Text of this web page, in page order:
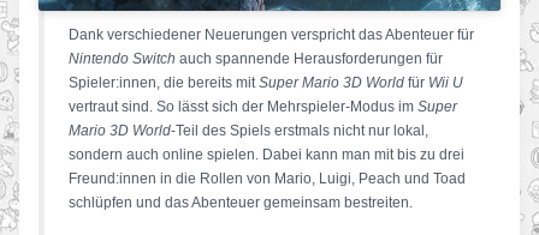
Dank verschiedener Neuerungen verspricht das Abenteuer für
Nintendo Switch auch spannende Herausforderungen für
Spieler:innen, die bereits mit Super Mario 3D World für Wii U
vertraut sind. So lässt sich der Mehrspieler-Modus im Super
Mario 3D World-Teil des Spiels erstmals nicht nur lokal,
sondern auch online spielen. Dabei kann man mit bis zu drei
Freund:innen in die Rollen von Mario, Luigi, Peach und Toad
schlüpfen und das Abenteuer gemeinsam bestreiten.